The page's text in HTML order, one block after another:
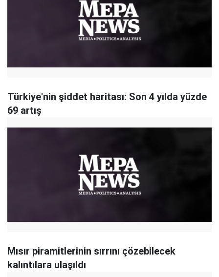
Türkiye'nin şiddet haritası: Son 4 yılda yüzde
69 artış
Mısır piramitlerinin sırrını çözebilecek
kalıntılara ulaşıldı